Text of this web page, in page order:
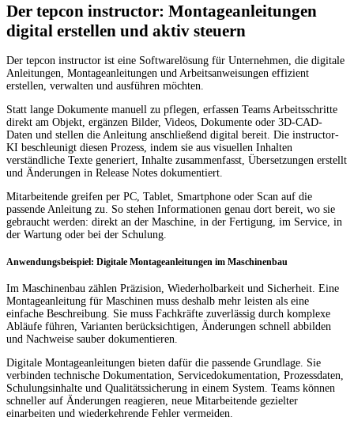
Der tepcon instructor: Montageanleitungen
digital erstellen und aktiv steuern
Der tepcon instructor ist eine Softwarelösung für Unternehmen, die digitale
Anleitungen, Montageanleitungen und Arbeitsanweisungen effizient
erstellen, verwalten und ausführen möchten.
Statt lange Dokumente manuell zu pflegen, erfassen Teams Arbeitsschritte
direkt am Objekt, ergänzen Bilder, Videos, Dokumente oder 3D-CAD-
Daten und stellen die Anleitung anschließend digital bereit. Die instructor-
KI beschleunigt diesen Prozess, indem sie aus visuellen Inhalten
verständliche Texte generiert, Inhalte zusammenfasst, Übersetzungen erstellt
und Änderungen in Release Notes dokumentiert.
Mitarbeitende greifen per PC, Tablet, Smartphone oder Scan auf die
passende Anleitung zu. So stehen Informationen genau dort bereit, wo sie
gebraucht werden: direkt an der Maschine, in der Fertigung, im Service, in
der Wartung oder bei der Schulung.
Anwendungsbeispiel: Digitale Montageanleitungen im Maschinenbau
Im Maschinenbau zählen Präzision, Wiederholbarkeit und Sicherheit. Eine
Montageanleitung für Maschinen muss deshalb mehr leisten als eine
einfache Beschreibung. Sie muss Fachkräfte zuverlässig durch komplexe
Abläufe führen, Varianten berücksichtigen, Änderungen schnell abbilden
und Nachweise sauber dokumentieren.
Digitale Montageanleitungen bieten dafür die passende Grundlage. Sie
verbinden technische Dokumentation, Servicedokumentation, Prozessdaten,
Schulungsinhalte und Qualitätssicherung in einem System. Teams können
schneller auf Änderungen reagieren, neue Mitarbeitende gezielter
einarbeiten und wiederkehrende Fehler vermeiden.